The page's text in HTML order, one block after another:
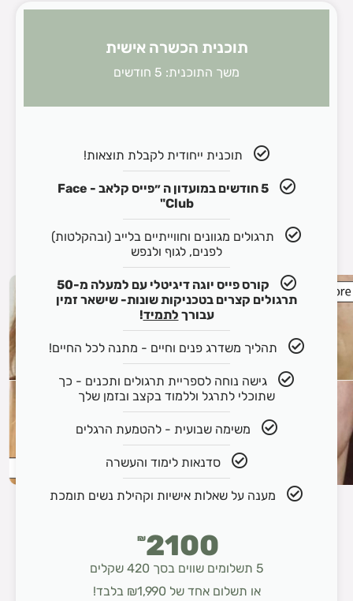
תוכנית הכשרה אישית
משך התוכנית: 5 חודשים
₪2100
5 תשלומים שווים בסך 420 שקלים
או תשלום אחד של ₪1,990 בלבד!
תוכנית ייחודית לקבלת תוצאות!
5 חודשים במועדון ה ״פייס קלאב - Face
Club"
תרגולים מגוונים וחווייתיים בלייב (ובהקלטות)
לפנים, לגוף ולנפש
קורס פייס יוגה דיגיטלי עם למעלה מ-50
תרגולים קצרים בטכניקות שונות- שישאר זמין
עבורך לתמיד!
תהליך משדרג פנים וחיים - מתנה לכל החיים!
גישה נוחה לספריית תרגולים ותכנים - כך
שתוכלי לתרגל וללמוד בקצב ובזמן שלך
משימה שבועית - להטמעת הרגלים
סדנאות לימוד והעשרה
מענה על שאלות אישיות וקהילת נשים תומכת